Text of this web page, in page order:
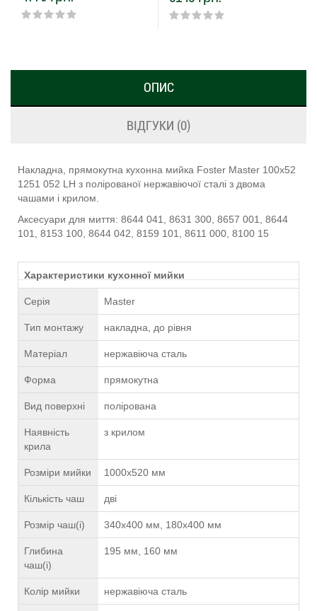
ОПИС
ВІДГУКИ (0)
Накладна, прямокутна кухонна мийка Foster Master 100х52
1251 052 LH з полірованої нержавіючої сталі з двома
чашами і крилом.
Аксесуари для миття: 8644 041, 8631 300, 8657 001, 8644
101, 8153 100, 8644 042, 8159 101, 8611 000, 8100 15
Характеристики кухонної мийки
Серія Master
Тип монтажу накладна, до рівня
Матеріал нержавіюча сталь
Форма прямокутна
Вид поверхні полірована
Наявність
крила
з крилом
Розміри мийки 1000х520 мм
Кількість чаш дві
Розмір чаш(і) 340х400 мм, 180х400 мм
Глибина
чаш(і)
195 мм, 160 мм
Колір мийки нержавіюча сталь